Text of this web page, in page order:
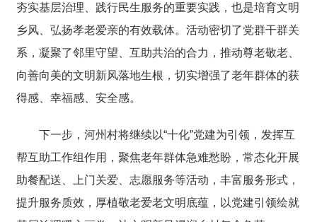
夯实基层治理、践行民生服务的重要实践，也是培育文明
乡风、弘扬孝老爱亲的有效载体。活动密切了党群干群关
系，凝聚了邻里守望、互助共治的合力，推动尊老敬老、
向善向美的文明新风落地生根，切实增强了老年群体的获
得感、幸福感、安全感。
下一步，河州村将继续以“十化”党建为引领，发挥互
帮互助工作组作用，聚焦老年群体急难愁盼，常态化开展
助餐配送、上门关爱、志愿服务等活动，丰富服务形式，
提升服务质效，厚植敬老爱老文明底蕴，以党建引领绘就